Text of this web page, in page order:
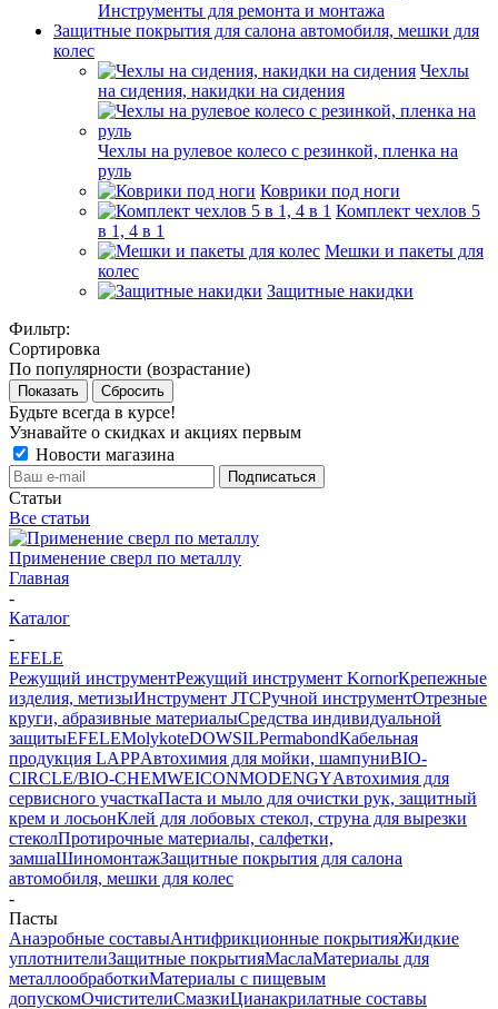
Инструменты для ремонта и монтажа
Защитные покрытия для салона автомобиля, мешки для
колес
Чехлы
на сидения, накидки на сидения
Чехлы на рулевое колесо с резинкой, пленка на
руль
Коврики под ноги
Комплект чехлов 5
в 1, 4 в 1
Мешки и пакеты для
колес
Защитные накидки
Фильтр:
Сортировка
По популярности (возрастание)
Показать Сбросить
Будьте всегда в курсе!
Узнавайте о скидках и акциях первым
Новости магазина
Статьи
Все статьи
Применение сверл по металлу
Главная
-
Каталог
-
EFELE
Режущий инструментРежущий инструмент KornorКрепежные
изделия, метизыИнструмент JTCРучной инструментОтрезные
круги, абразивные материалыСредства индивидуальной
защитыEFELEMolykoteDOWSILPermabondКабельная
продукция LAPPАвтохимия для мойки, шампуниBIO-
CIRCLE/BIO-CHEMWEICONMODENGYАвтохимия для
сервисного участкаПаста и мыло для очистки рук, защитный
крем и лосьонКлей для лобовых стекол, струна для вырезки
стеколПротирочные материалы, салфетки,
замшаШиномонтажЗащитные покрытия для салона
автомобиля, мешки для колес
-
Пасты
Анаэробные составыАнтифрикционные покрытияЖидкие
уплотнителиЗащитные покрытияМаслаМатериалы для
металлообработкиМатериалы с пищевым
допускомОчистителиСмазкиЦианакрилатные составы